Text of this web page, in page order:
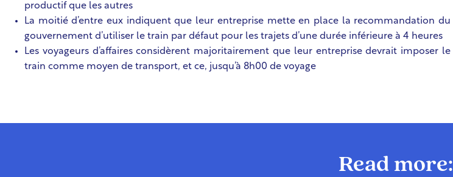
productif que les autres
La moitié d’entre eux indiquent que leur entreprise mette en place la recommandation du
gouvernement d’utiliser le train par défaut pour les trajets d’une durée inférieure à 4 heures
Les voyageurs d’affaires considèrent majoritairement que leur entreprise devrait imposer le
train comme moyen de transport, et ce, jusqu’à 8h00 de voyage
Read more: